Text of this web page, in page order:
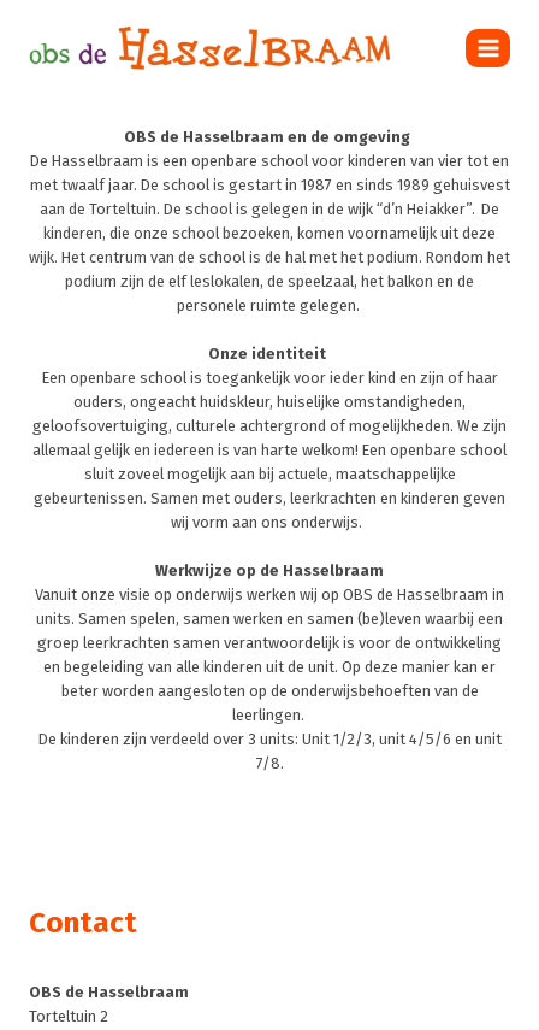
naar
OBS de Hasselbraam en de omgeving
De Hasselbraam is een openbare school voor kinderen van vier tot en
met twaalf jaar. De school is gestart in 1987 en sinds 1989 gehuisvest
aan de Torteltuin. De school is gelegen in de wijk “d’n Heiakker”. De
kinderen, die onze school bezoeken, komen voornamelijk uit deze
wijk. Het centrum van de school is de hal met het podium. Rondom het
podium zijn de elf leslokalen, de speelzaal, het balkon en de
personele ruimte gelegen.
Onze identiteit
Een openbare school is toegankelijk voor ieder kind en zijn of haar
ouders, ongeacht huidskleur, huiselijke omstandigheden,
geloofsovertuiging, culturele achtergrond of mogelijkheden. We zijn
allemaal gelijk en iedereen is van harte welkom! Een openbare school
sluit zoveel mogelijk aan bij actuele, maatschappelijke
gebeurtenissen. Samen met ouders, leerkrachten en kinderen geven
wij vorm aan ons onderwijs.
Werkwijze op de Hasselbraam
Vanuit onze visie op onderwijs werken wij op OBS de Hasselbraam in
units. Samen spelen, samen werken en samen (be)leven waarbij een
groep leerkrachten samen verantwoordelijk is voor de ontwikkeling
en begeleiding van alle kinderen uit de unit. Op deze manier kan er
beter worden aangesloten op de onderwijsbehoeften van de
leerlingen.
De kinderen zijn verdeeld over 3 units: Unit 1/2/3, unit 4/5/6 en unit
7/8.
Contact
OBS de Hasselbraam
Torteltuin 2